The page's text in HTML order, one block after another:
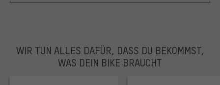
WIR TUN ALLES DAFÜR, DASS DU BEKOMMST,
WAS DEIN BIKE BRAUCHT